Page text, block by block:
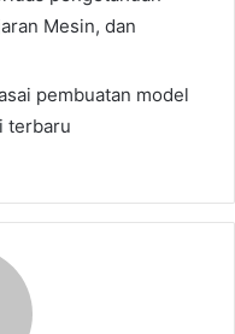
Mesin, dan
pembuatan model
terbaru